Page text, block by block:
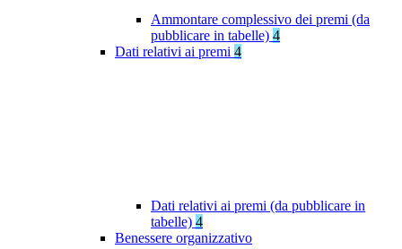
Ammontare complessivo dei premi (da
pubblicare in tabelle) 4
Dati relativi ai premi 4
Dati relativi ai premi (da pubblicare in
tabelle) 4
Benessere organizzativo